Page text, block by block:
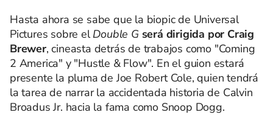
Hasta ahora se sabe que la biopic de Universal
Pictures sobre elDouble G será dirigida por Craig
Brewer, cineasta detrás de trabajos como "Coming
2 America" y "Hustle & Flow". En el guion estará
presente la pluma de Joe Robert Cole, quien tendrá
la tarea de narrar la accidentada historia de Calvin
Broadus Jr. hacia la fama como Snoop Dogg.